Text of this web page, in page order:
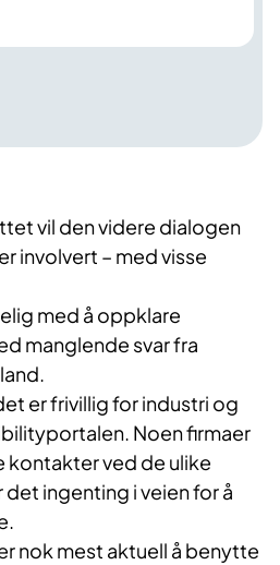
vil den videre dialogen
involvert – med visse
med å oppklare
manglende svar fra
er frivillig for industri og
Noen firmaer
kontakter ved de ulike
ingenting i veien for å
nok mest aktuell å benytte